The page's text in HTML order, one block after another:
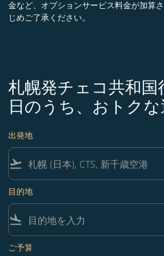
金など、オプションサービス料金が加算
じめご了承ください。
札幌発チェコ共和
日のうち、おトク
出発地
flight_takeoff
目的地
flight_land
ご予算